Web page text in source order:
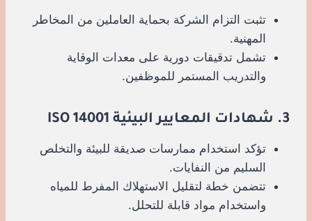
تثبت التزام الشركة بحماية العاملين من المخاطر
المهنية.
تشمل تدقيقات دورية على معدات الوقاية
والتدريب المستمر للموظفين.
3. شهادات المعايير البيئية ISO 14001
تؤكد استخدام ممارسات صديقة للبيئة والتخلص
السليم من النفايات.
تتضمن خطة لتقليل الاستهلاك المفرط للمياه
واستخدام مواد قابلة للتحلل.